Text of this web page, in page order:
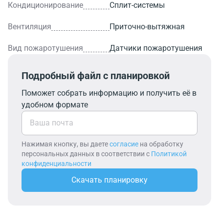
Кондиционирование Сплит-системы
Вентиляция Приточно-вытяжная
Вид пожаротушения Датчики пожаротушения
Подробный файл с планировкой
Поможет собрать информацию и получить её в
удобном формате
Нажимая кнопку, вы даетесогласие на обработку
персональных данных в соответствии с Политикой
конфиденциальности
Скачать планировку